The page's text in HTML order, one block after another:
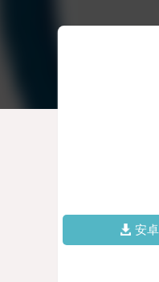
安